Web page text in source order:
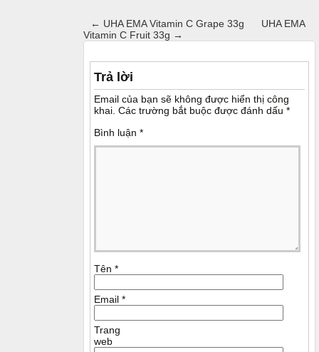
← UHA EMA Vitamin C Grape 33g
UHA EMA
Vitamin C Fruit 33g →
Trả lời
Email của bạn sẽ không được hiển thị công
khai. Các trường bắt buộc được đánh dấu *
Bình luận *
Tên *
Email *
Trang
web